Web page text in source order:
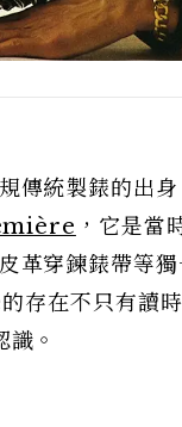
傳統製錶的出
，它是當
革穿鍊錶帶等
在不只有讀
。